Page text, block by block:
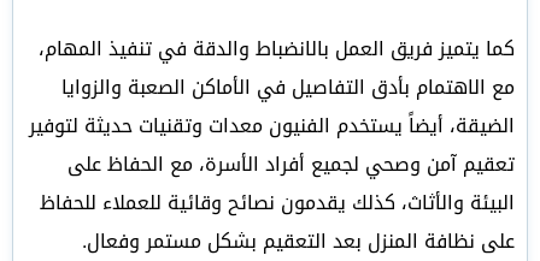
كما يتميز فريق العمل بالانضباط والدقة في تنفيذ المهام،
مع الاهتمام بأدق التفاصيل في الأماكن الصعبة والزوايا
الضيقة، أيضاً يستخدم الفنيون معدات وتقنيات حديثة لتوفير
تعقيم آمن وصحي لجميع أفراد الأسرة، مع الحفاظ على
البيئة والأثاث، كذلك يقدمون نصائح وقائية للعملاء للحفاظ
على نظافة المنزل بعد التعقيم بشكل مستمر وفعال.